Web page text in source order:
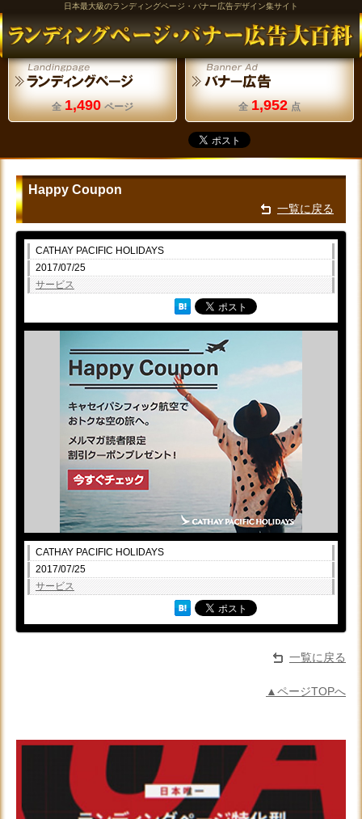
日本最大級のランディングページ・バナー広告デザイン集サイト
全 1,490 ページ 全 1,952 点
Happy Coupon
一覧に戻る
CATHAY PACIFIC HOLIDAYS
2017/07/25
サービス
CATHAY PACIFIC HOLIDAYS
2017/07/25
サービス
一覧に戻る
▲ページTOPへ